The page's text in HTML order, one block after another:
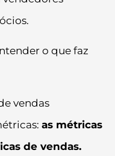
o que faz
vendas
as métricas
de vendas.